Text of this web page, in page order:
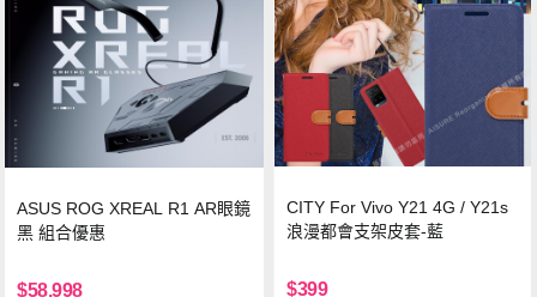
ASUS ROG XREAL R1 AR眼鏡
黑 組合優惠
$58,998
CITY For Vivo Y21 4G / Y21s
浪漫都會支架皮套-藍
$399